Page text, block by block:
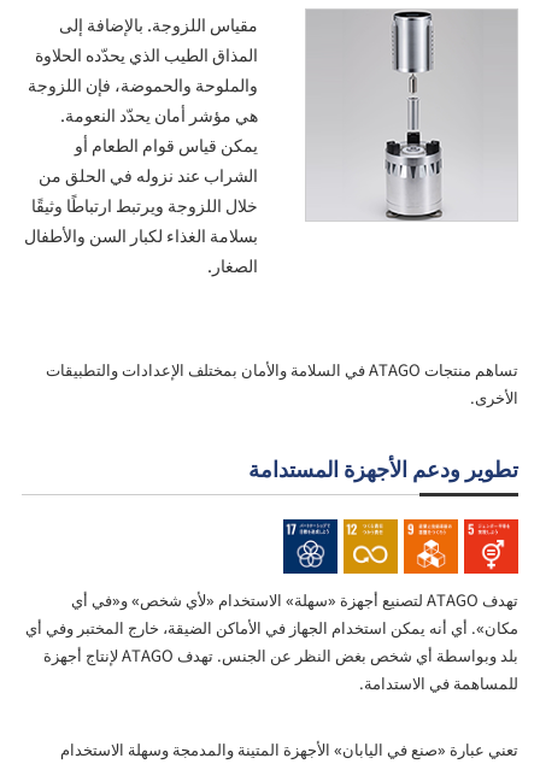
مقياس اللزوجة. بالإضافة إلى
المذاق الطيب الذي يحدّده الحلاوة
والملوحة والحموضة، فإن اللزوجة
هي مؤشر أمان يحدّد النعومة.
يمكن قياس قوام الطعام أو
الشراب عند نزوله في الحلق من
خلال اللزوجة ويرتبط ارتباطًا وثيقًا
بسلامة الغذاء لكبار السن والأطفال
الصغار.
تساهم منتجات ATAGO في السلامة والأمان بمختلف الإعدادات والتطبيقات
الأخرى.
تطوير ودعم الأجهزة المستدامة
تهدف ATAGO لتصنيع أجهزة «سهلة» الاستخدام «لأي شخص» و«في أي
مكان». أي أنه يمكن استخدام الجهاز في الأماكن الضيقة، خارج المختبر وفي أي
بلد وبواسطة أي شخص بغض النظر عن الجنس. تهدف ATAGO لإنتاج أجهزة
للمساهمة في الاستدامة.
تعني عبارة «صنع في اليابان» الأجهزة المتينة والمدمجة وسهلة الاستخدام